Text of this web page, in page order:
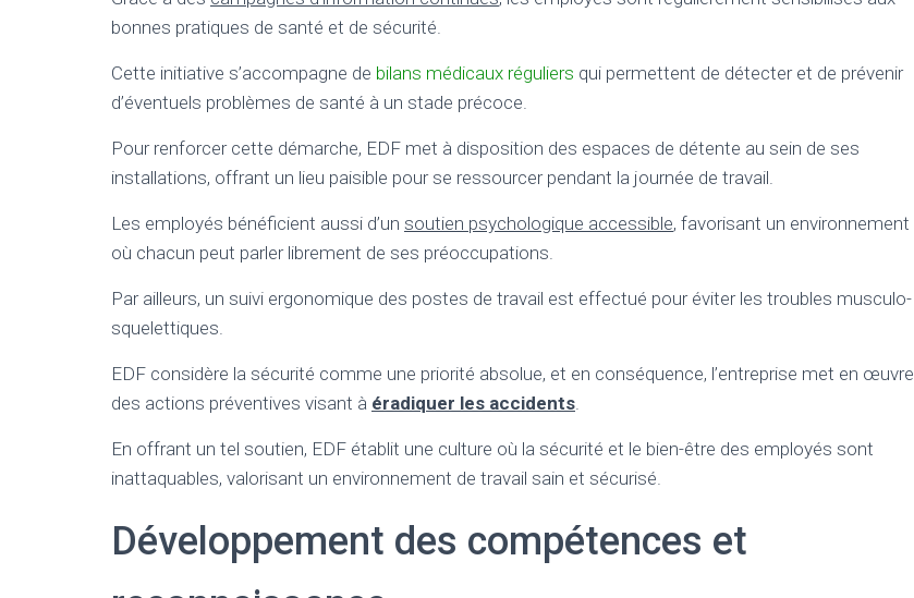
bonnes pratiques de santé et de sécurité.
Cette initiative s’accompagne de bilans médicaux réguliers qui permettent de détecter et de prévenir
d’éventuels problèmes de santé à un stade précoce.
Pour renforcer cette démarche, EDF met à disposition des espaces de détente au sein de ses
installations, offrant un lieu paisible pour se ressourcer pendant la journée de travail.
Les employés bénéficient aussi d’un soutien psychologique accessible, favorisant un environnement
où chacun peut parler librement de ses préoccupations.
Par ailleurs, un suivi ergonomique des postes de travail est effectué pour éviter les troubles musculo-
squelettiques.
EDF considère la sécurité comme une priorité absolue, et en conséquence, l’entreprise met en œuvre
des actions préventives visant à éradiquer les accidents.
En offrant un tel soutien, EDF établit une culture où la sécurité et le bien-être des employés sont
inattaquables, valorisant un environnement de travail sain et sécurisé.
Développement des compétences et